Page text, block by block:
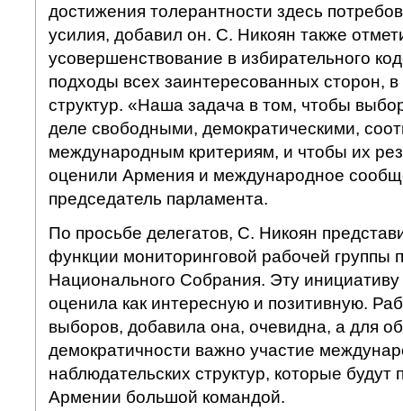
достижения толерантности здесь
усилия, добавил он. С. Никоян также
усовершенствование в избирательного
подходы всех заинтересованных сторон,
структур. «Наша задача в том, чтобы
деле свободными, демократическими,
международным критериям, и чтобы их
оценили Армения и международное
председатель парламента.
По просьбе делегатов, С. Никоян
функции мониторинговой рабочей группы
Национального Собрания. Эту
оценила как интересную и позитивную.
выборов, добавила она, очевидна, а для
демократичности важно участие
наблюдательских структур, которые будут
Армении большой командой.